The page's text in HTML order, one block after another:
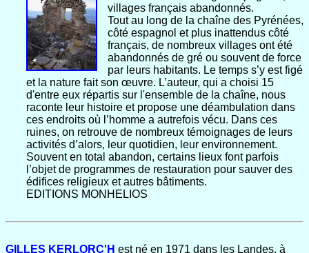
villages français abandonnés.
Tout au long de la chaîne des Pyrénées,
côté espagnol et plus inattendus côté
français, de nombreux villages ont été
abandonnés de gré ou souvent de force
par leurs habitants. Le temps s’y est figé
et la nature fait son œuvre. L’auteur, qui a choisi 15
d'entre eux répartis sur l'ensemble de la chaîne, nous
raconte leur histoire et propose une déambulation dans
ces endroits où l’homme a autrefois vécu. Dans ces
ruines, on retrouve de nombreux témoignages de leurs
activités d’alors, leur quotidien, leur environnement.
Souvent en total abandon, certains lieux font parfois
l’objet de programmes de restauration pour sauver des
édifices religieux et autres bâtiments.
EDITIONS MONHELIOS
GILLES KERLORC'H est né en 1971 dans les Landes, à